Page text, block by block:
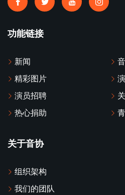
功能链接
新闻
精彩图片
演员招聘
热心捐助
关于音协
组织架构
我们的团队